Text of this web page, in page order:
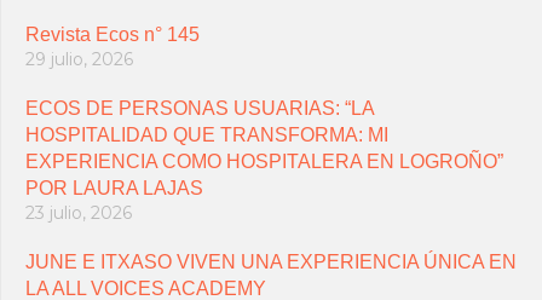
Revista Ecos n° 145
29 julio, 2026
ECOS DE PERSONAS USUARIAS: “LA
HOSPITALIDAD QUE TRANSFORMA: MI
EXPERIENCIA COMO HOSPITALERA EN LOGROÑO”
POR LAURA LAJAS
23 julio, 2026
JUNE E ITXASO VIVEN UNA EXPERIENCIA ÚNICA EN
LA ALL VOICES ACADEMY